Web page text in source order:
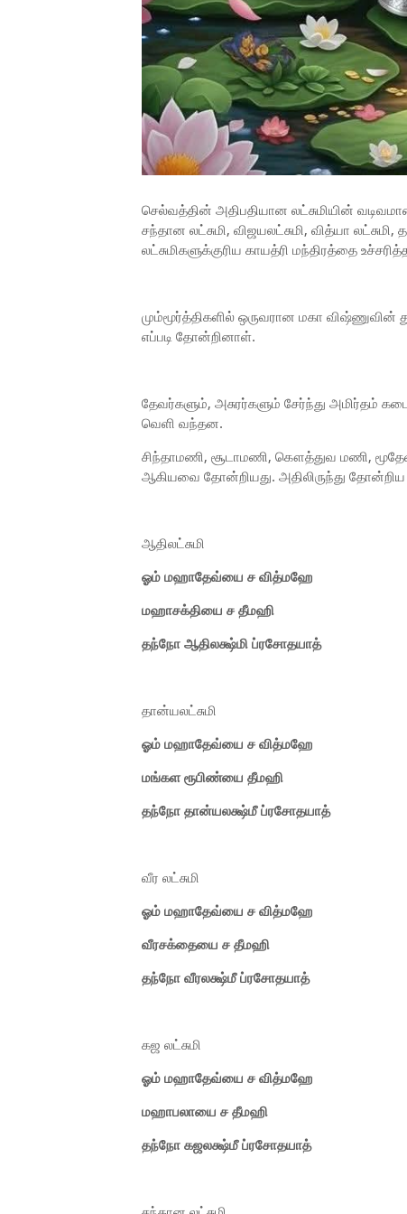
செல்வத்தின் அதிபதியான லட்சுமியின்
சந்தான லட்சுமி, விஜயலட்சுமி, வித்யா
லட்சுமிகளுக்குரிய காயத்ரி மந்திரத்தை
மும்மூர்த்திகளில் ஒருவரான மகா விஷ்ணுவின்
எப்படி தோன்றினாள்.
தேவர்களும், அசுரர்களும் சேர்ந்து அமிர்தம்
வெளி வந்தன.
சிந்தாமணி, சூடாமணி, கௌத்துவ மணி,
ஆகியவை தோன்றியது. அதிலிருந்து
ஆதிலட்சுமி
ஓம் மஹாதேவ்யை ச வித்மஹே
மஹாசக்தியை ச தீமஹி
தந்நோ ஆதிலக்ஷ்மி ப்ரசோதயாத்
தான்யலட்சுமி
ஓம் மஹாதேவ்யை ச வித்மஹே
மங்கள ரூபிண்யை தீமஹி
தந்நோ தான்யலக்ஷ்மீ ப்ரசோதயாத்
வீர லட்சுமி
ஓம் மஹாதேவ்யை ச வித்மஹே
வீரசக்தையை ச தீமஹி
தந்நோ வீரலக்ஷ்மீ ப்ரசோதயாத்
கஜ லட்சுமி
ஓம் மஹாதேவ்யை ச வித்மஹே
மஹாபலாயை ச தீமஹி
தந்நோ கஜலக்ஷ்மீ ப்ரசோதயாத்